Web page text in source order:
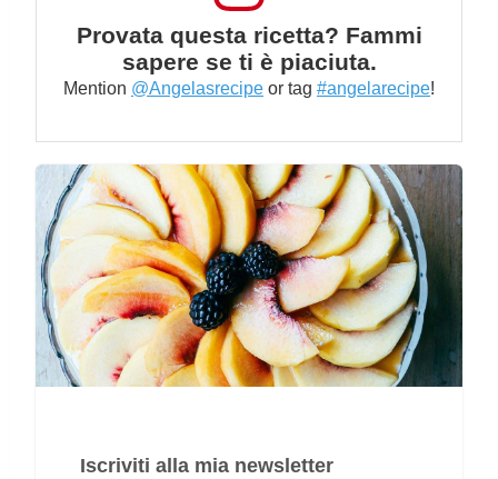
Provata questa ricetta? Fammi
sapere se ti è piaciuta.
Mention @Angelasrecipe or tag #angelarecipe!
Iscriviti alla mia newsletter